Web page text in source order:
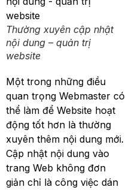
Thường xuyên cập nhật
nội dung – quản trị
website
Một trong những điều
quan trọng Webmaster có
thể làm để Website hoạt
động tốt hơn là thường
xuyên thêm nội dung mới.
Cập nhật nội dung vào
trang Web không đơn
giản chỉ là công việc dán